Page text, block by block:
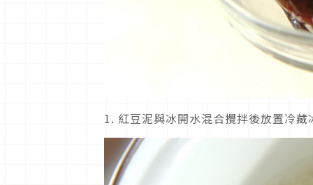
1. 紅豆泥與冰開水混合攪拌後放置冷藏